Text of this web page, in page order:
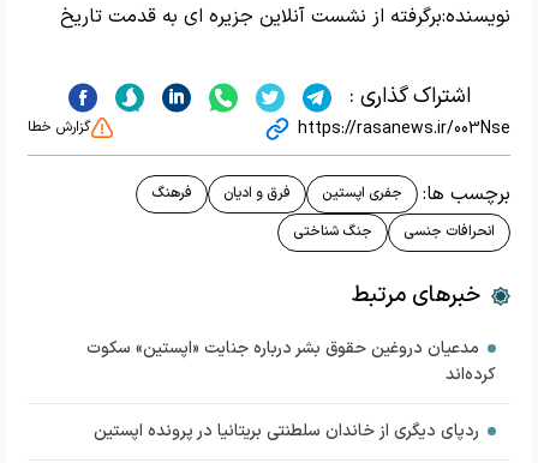
نویسنده:برگرفته از نشست آنلاین جزیره ای به قدمت تاریخ
اشتراک گذاری :
https://rasanews.ir/003Nse گزارش خطا
برچسب ها: جفری اپستین فرق و ادیان
فرهنگ
انحرافات جنسی
جنگ شناختی
خبرهای مرتبط
مدعیان دروغین حقوق بشر درباره جنایت «اپستین» سکوت
کرده‌اند
ردپای دیگری از خاندان سلطنتی بریتانیا در پرونده اپستین